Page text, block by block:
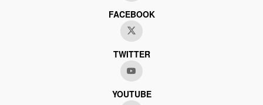
FACEBOOK
TWITTER
YOUTUBE